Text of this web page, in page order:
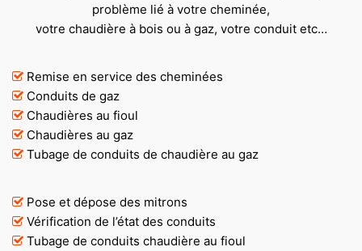
problème lié à votre cheminée,
votre chaudière à bois ou à gaz, votre conduit etc…
Remise en service des cheminées
Conduits de gaz
Chaudières au fioul
Chaudières au gaz
Tubage de conduits de chaudière au gaz
Pose et dépose des mitrons
Vérification de l’état des conduits
Tubage de conduits chaudière au fioul